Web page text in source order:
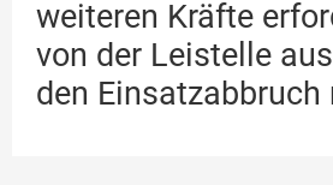
weiteren Kräfte
von der Leistelle
den